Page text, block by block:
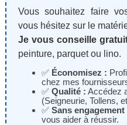
Vous souhaitez faire
vous hésitez sur le
Je vous conseille
peinture, parquet ou lino.
✅ Économisez :
chez mes
✅ Qualité : Accédez
(Seigneurie, Tollens,
✅ Sans engagement
vous aider à réussir.